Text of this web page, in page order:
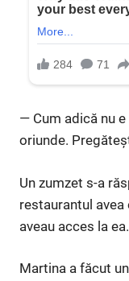
— Cum adică nu
oriunde.
Un zumzet s-a
restaurantul
aveau acces la ea.
Martina a făcut